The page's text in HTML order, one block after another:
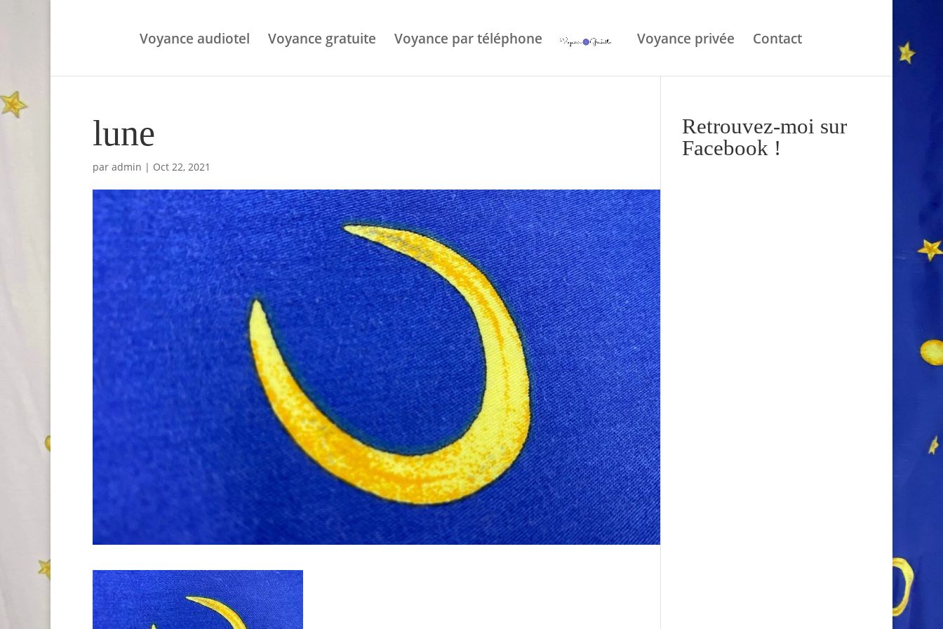
Voyance audiotel Voyance gratuite Voyance par téléphone Voyance privée Contact
lune
par admin | Oct 22, 2021
Retrouvez-moi sur
Facebook !